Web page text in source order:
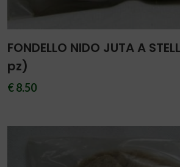
FONDELLO NIDO JUTA A
pz)
€ 8.50